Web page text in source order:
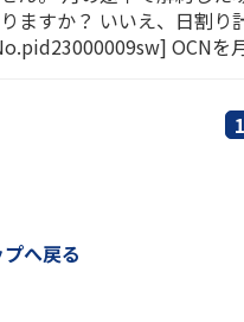
ますか？ いいえ、日割
OCNを
1
へ戻る